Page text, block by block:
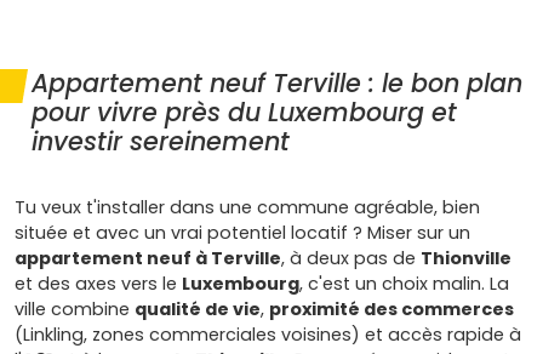
Appartement neuf Terville : le bon plan
pour vivre près du Luxembourg et
investir sereinement
Tu veux t'installer dans une commune agréable, bien
située et avec un vrai potentiel locatif ? Miser sur un
appartement neuf à Terville, à deux pas de Thionville
et des axes vers le Luxembourg, c'est un choix malin. La
ville combine qualité de vie, proximité des commerces
(Linkling, zones commerciales voisines) et accès rapide à